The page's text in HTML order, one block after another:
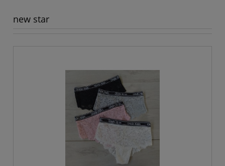
new star